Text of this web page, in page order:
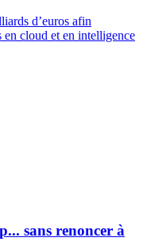
d’euros afin
en cloud et en intelligence
sans renoncer à